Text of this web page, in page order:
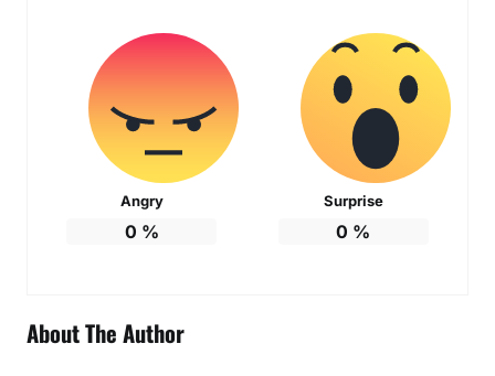
Angry
0 %
Surprise
0 %
About The Author